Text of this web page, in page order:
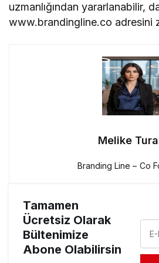
uzmanlığından yararlanabilir,
www.brandingline.co adresini
Melike
Branding Line – Co
Tamamen
Ücretsiz Olarak
Bültenimize
Abone Olabilirsin